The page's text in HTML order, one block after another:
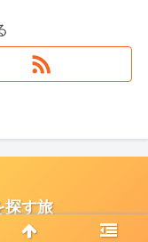
探す旅
探す旅.